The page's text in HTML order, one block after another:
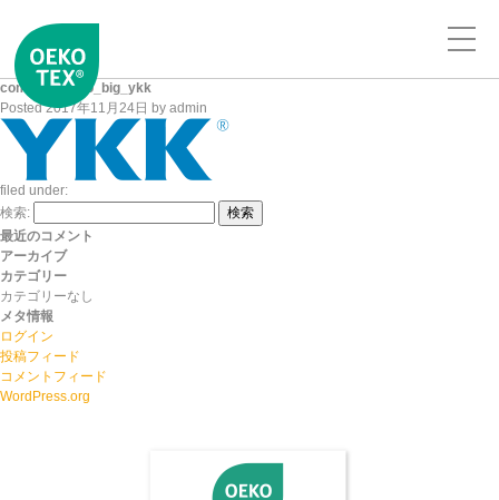
company_logo_big_ykk
Posted2017年11月24日 by admin
filed under:
検索:
検索
最近のコメント
アーカイブ
カテゴリー
カテゴリーなし
メタ情報
ログイン
投稿フィード
コメントフィード
WordPress.org